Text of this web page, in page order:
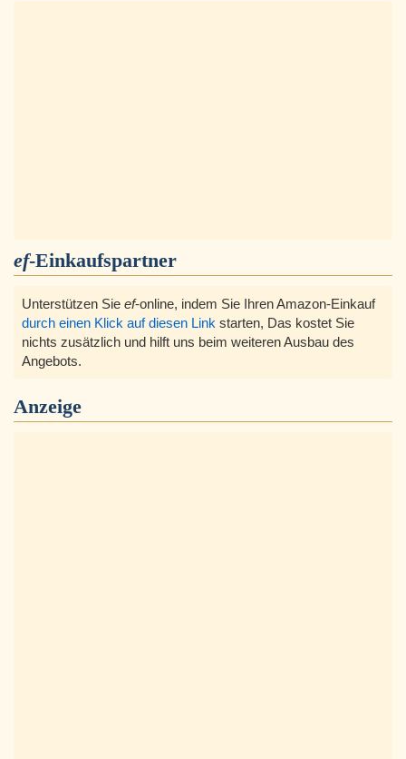
ef-Einkaufspartner
Unterstützen Sie ef-online, indem Sie Ihren Amazon-Einkauf
durch einen Klick auf diesen Link starten, Das kostet Sie
nichts zusätzlich und hilft uns beim weiteren Ausbau des
Angebots.
Anzeige